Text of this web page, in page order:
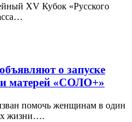
XV Кубок «Русского
о запуске
матерей «СОЛО+»
помочь женщинам в один
жизни….